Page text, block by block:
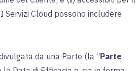
Cloud possono includere
da una Parte (la “Parte